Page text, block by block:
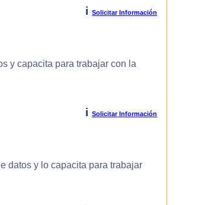
i Solicitar Información
y capacita para trabajar con la
i Solicitar Información
datos y lo capacita para trabajar